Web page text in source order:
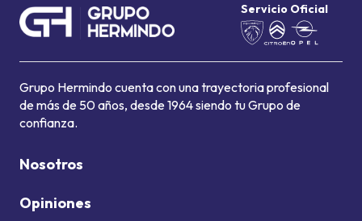
Servicio Oficial
Grupo Hermindo cuenta con una trayectoria profesional
de más de 50 años, desde 1964 siendo tu Grupo de
confianza.
Nosotros
Opiniones